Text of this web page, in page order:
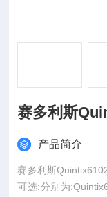
赛多利斯
产品简介
赛多利斯
可选:分别为:Quintix612-1CN 量程:610g